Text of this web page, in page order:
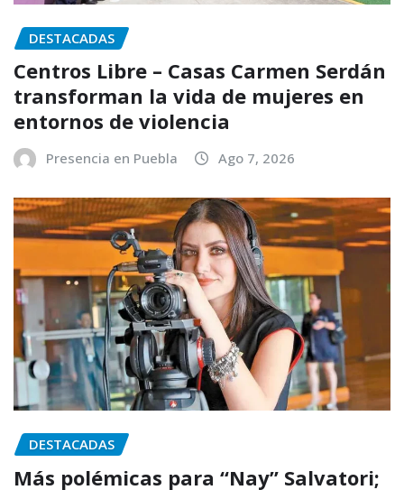
DESTACADAS
Centros Libre – Casas Carmen Serdán
transforman la vida de mujeres en
entornos de violencia
Presencia en Puebla Ago 7, 2026
DESTACADAS
Más polémicas para “Nay” Salvatori;